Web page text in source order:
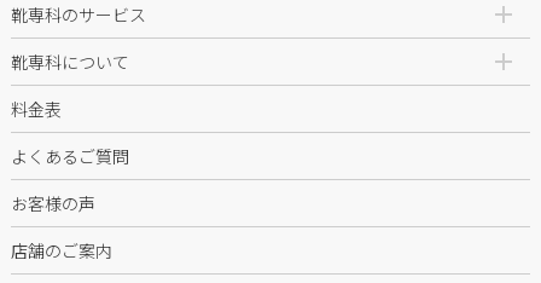
靴専科のサービス
靴専科について
料金表
よくあるご質問
お客様の声
店舗のご案内